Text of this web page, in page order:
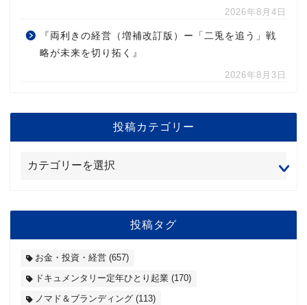
2026年8月4日
『両利きの経営（増補改訂版）ー「二兎を追う」戦
略が未来を切り拓く』
2026年8月3日
投稿カテゴリー
投稿タグ
お金・投資・経営 (657)
ドキュメンタリー定年ひとり起業 (170)
ノマド＆ブランディング (113)